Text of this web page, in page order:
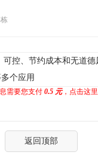
、节约成本和无道德
个应用
需要您支付 0.5 元，点击这
返回顶部